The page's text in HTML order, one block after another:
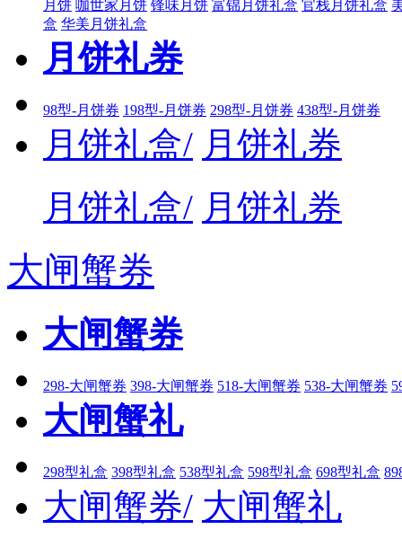
月饼 咖世家月饼 锋味月饼 富锦月饼礼盒 官栈月饼礼盒
盒 华美月饼礼盒
月饼礼券
98型-月饼券 198型-月饼券 298型-月饼券 438型-月饼券
月饼礼盒/ 月饼礼券
月饼礼盒/ 月饼礼券
大闸蟹券
大闸蟹券
298-大闸蟹券 398-大闸蟹券 518-大闸蟹券 538-大闸蟹券
大闸蟹礼
298型礼盒 398型礼盒 538型礼盒 598型礼盒 698型礼盒
大闸蟹券/ 大闸蟹礼